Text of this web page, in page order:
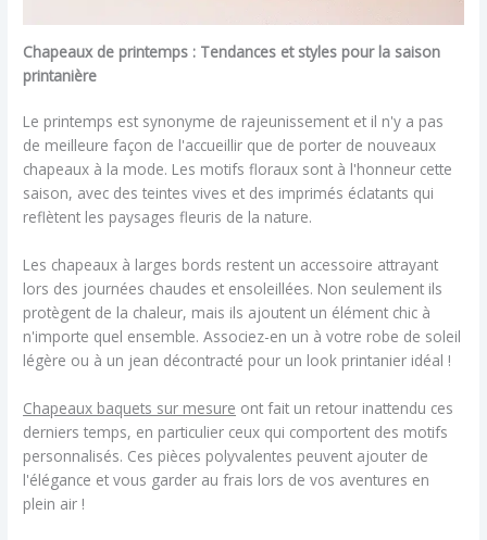
Chapeaux de printemps : Tendances et styles pour la saison
printanière
Le printemps est synonyme de rajeunissement et il n'y a pas
de meilleure façon de l'accueillir que de porter de nouveaux
chapeaux à la mode. Les motifs floraux sont à l'honneur cette
saison, avec des teintes vives et des imprimés éclatants qui
reflètent les paysages fleuris de la nature.
Les chapeaux à larges bords restent un accessoire attrayant
lors des journées chaudes et ensoleillées. Non seulement ils
protègent de la chaleur, mais ils ajoutent un élément chic à
n'importe quel ensemble. Associez-en un à votre robe de soleil
légère ou à un jean décontracté pour un look printanier idéal !
Chapeaux baquets sur mesure ont fait un retour inattendu ces
derniers temps, en particulier ceux qui comportent des motifs
personnalisés. Ces pièces polyvalentes peuvent ajouter de
l'élégance et vous garder au frais lors de vos aventures en
plein air !